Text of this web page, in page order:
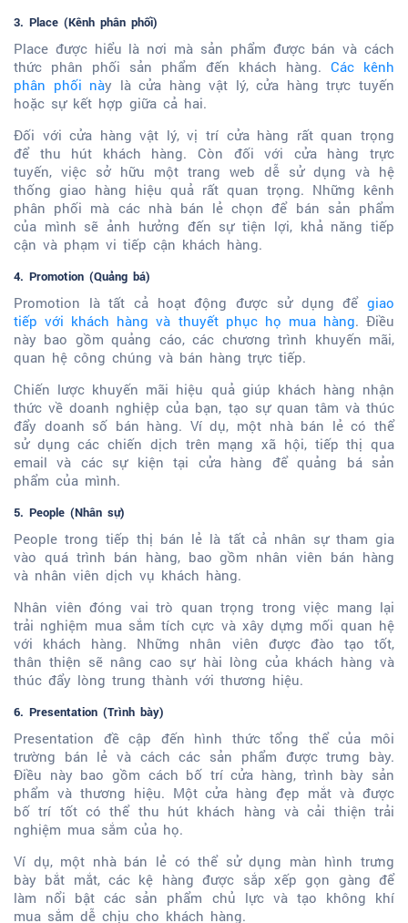
3. Place (Kênh phân phối)
Place được hiểu là nơi mà sản phẩm được bán và cách
thức phân phối sản phẩm đến khách hàng. Các kênh
phân phối này là cửa hàng vật lý, cửa hàng trực tuyến
hoặc sự kết hợp giữa cả hai.
Đối với cửa hàng vật lý, vị trí cửa hàng rất quan trọng
để thu hút khách hàng. Còn đối với cửa hàng trực
tuyến, việc sở hữu một trang web dễ sử dụng và hệ
thống giao hàng hiệu quả rất quan trọng. Những kênh
phân phối mà các nhà bán lẻ chọn để bán sản phẩm
của mình sẽ ảnh hưởng đến sự tiện lợi, khả năng tiếp
cận và phạm vi tiếp cận khách hàng.
4. Promotion (Quảng bá)
Promotion là tất cả hoạt động được sử dụng để giao
tiếp với khách hàng và thuyết phục họ mua hàng. Điều
này bao gồm quảng cáo, các chương trình khuyến mãi,
quan hệ công chúng và bán hàng trực tiếp.
Chiến lược khuyến mãi hiệu quả giúp khách hàng nhận
thức về doanh nghiệp của bạn, tạo sự quan tâm và thúc
đẩy doanh số bán hàng. Ví dụ, một nhà bán lẻ có thể
sử dụng các chiến dịch trên mạng xã hội, tiếp thị qua
email và các sự kiện tại cửa hàng để quảng bá sản
phẩm của mình.
5. People (Nhân sự)
People trong tiếp thị bán lẻ là tất cả nhân sự tham gia
vào quá trình bán hàng, bao gồm nhân viên bán hàng
và nhân viên dịch vụ khách hàng.
Nhân viên đóng vai trò quan trọng trong việc mang lại
trải nghiệm mua sắm tích cực và xây dựng mối quan hệ
với khách hàng. Những nhân viên được đào tạo tốt,
thân thiện sẽ nâng cao sự hài lòng của khách hàng và
thúc đẩy lòng trung thành với thương hiệu.
6. Presentation (Trình bày)
Presentation đề cập đến hình thức tổng thể của môi
trường bán lẻ và cách các sản phẩm được trưng bày.
Điều này bao gồm cách bố trí cửa hàng, trình bày sản
phẩm và thương hiệu. Một cửa hàng đẹp mắt và được
bố trí tốt có thể thu hút khách hàng và cải thiện trải
nghiệm mua sắm của họ.
Ví dụ, một nhà bán lẻ có thể sử dụng màn hình trưng
bày bắt mắt, các kệ hàng được sắp xếp gọn gàng để
làm nổi bật các sản phẩm chủ lực và tạo không khí
mua sắm dễ chịu cho khách hàng.